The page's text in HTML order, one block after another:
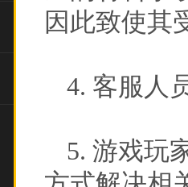
因此致使其
4. 客服人
5. 游戏玩